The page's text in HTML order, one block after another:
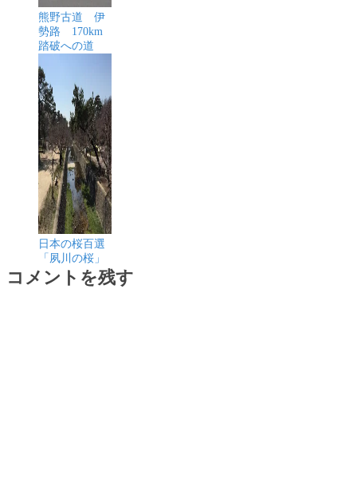
熊野古道 伊
勢路 170km
踏破への道
日本の桜百選
「夙川の桜」
コメントを残す